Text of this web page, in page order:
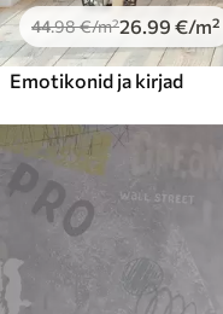
44.98€/m²26 .99 €/m²
Emotikonid ja kirjad